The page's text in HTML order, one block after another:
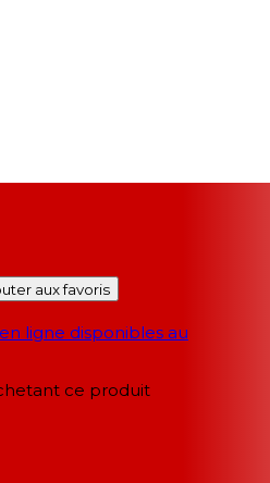
aux favoris
ligne disponibles au
ce produit